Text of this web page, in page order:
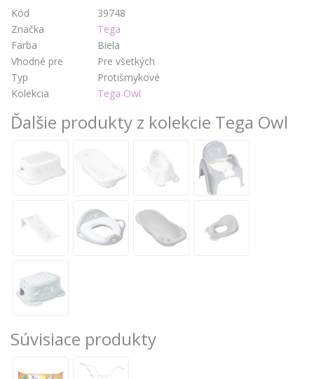
Kód
39748
Značka
Tega
Farba
Biela
Vhodné pre
Pre všetkých
Typ
Protišmykové
Kolekcia
Tega Owl
Ďalšie produkty z kolekcie Tega Owl
Súvisiace produkty